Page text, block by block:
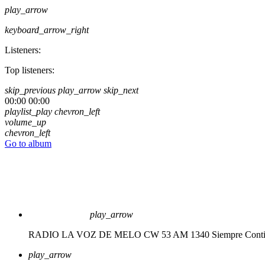
play_arrow
keyboard_arrow_right
Listeners:
Top listeners:
skip_previous play_arrow skip_next
00:00 00:00
playlist_play chevron_left
volume_up
chevron_left
Go to album
play_arrow
RADIO LA VOZ DE MELO CW 53 AM 1340 Siempre
play_arrow